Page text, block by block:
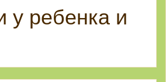
у ребенка и